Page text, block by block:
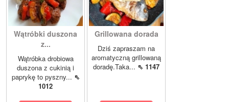
Wątróbki duszona
z...
Wątróbka drobiowa
duszona z cukinią i
paprykę to pyszny... ⇖
1012
Grillowana dorada
Dziś zapraszam na
aromatyczną grillowaną
doradę.Taka... ⇖ 1147